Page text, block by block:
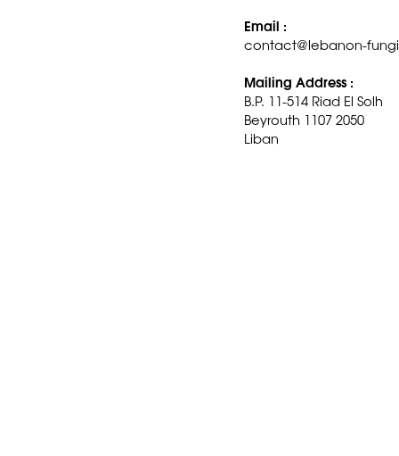
Email :
contact@lebanon-
Mailing Address :
B.P. 11-514 Riad El Solh
Beyrouth 1107 2050
Liban